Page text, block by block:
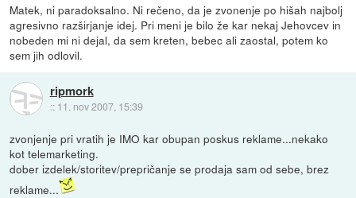
Matek, ni paradoksalno. Ni rečeno, da je zvonenje po hišah najbolj
agresivno razširjanje idej. Pri meni je bilo že kar nekaj Jehovcev in
nobeden mi ni dejal, da sem kreten, bebec ali zaostal, potem ko
sem jih odlovil.
ripmork
:: 11. nov 2007, 15:39
zvonjenje pri vratih je IMO kar obupan poskus reklame...nekako
kot telemarketing.
dober izdelek/storitev/prepričanje se prodaja sam od sebe, brez
reklame...